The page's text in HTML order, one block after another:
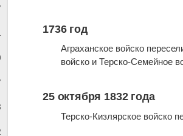
1736 год
Аграханское войско
войско и Терско-Семейное
25 октября 1832 года
Терско-Кизлярское войско